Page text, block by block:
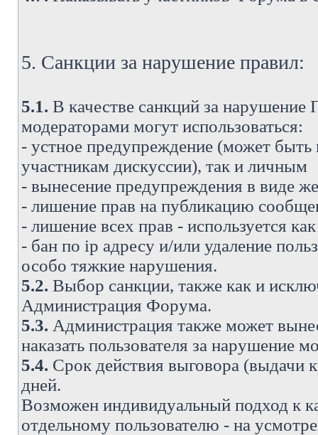
5. Санкции за нарушение правил:
5.1. В качестве санкций за
модераторами могут использоваться:
- устное предупреждение (может
участникам дискуссии), так и личным
- вынесение предупреждения в виде
- лишение прав на публикацию
- лишение всех прав - используется
- бан по ip адресу и/или удаление
особо тяжкие нарушения.
5.2. Выбор санкции, также как и
Администрация Форума.
5.3. Администрация также может
наказать пользователя за
5.4. Срок действия выговора (выдачи
дней.
Возможен индивидуальный подход к
отдельному пользователю - на